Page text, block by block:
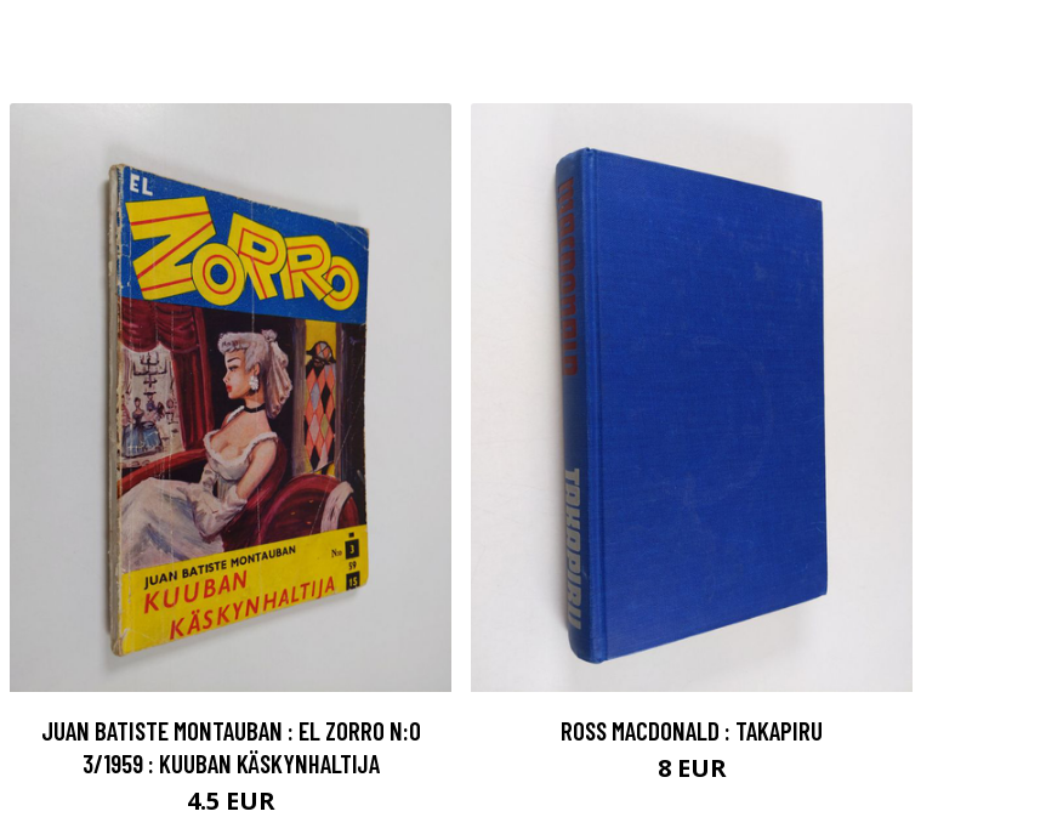
JUAN BATISTE MONTAUBAN : EL ZORRO N:O
3/1959 : KUUBAN KÄSKYNHALTIJA
4.5 EUR
ROSS MACDONALD : TAKAPIRU
8 EUR